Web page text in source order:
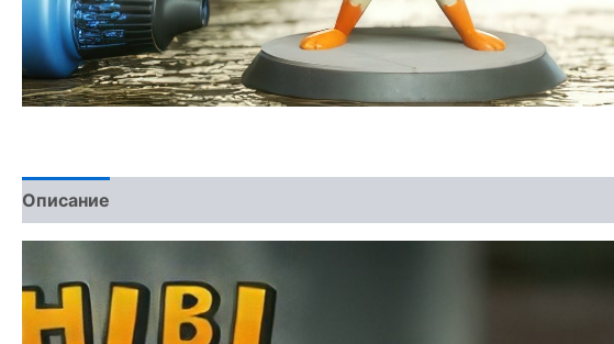
Описание